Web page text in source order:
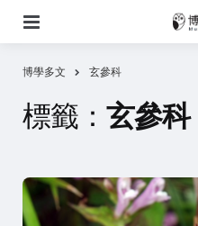
博學多文 玄參科
標籤： 玄參科